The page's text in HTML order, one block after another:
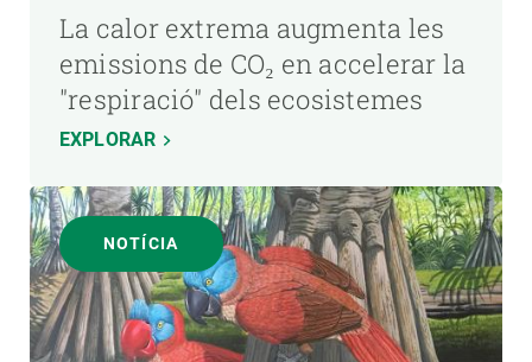
La calor extrema augmenta les
emissions de CO₂ en accelerar la
"respiració" dels ecosistemes
EXPLORAR
NOTÍCIA